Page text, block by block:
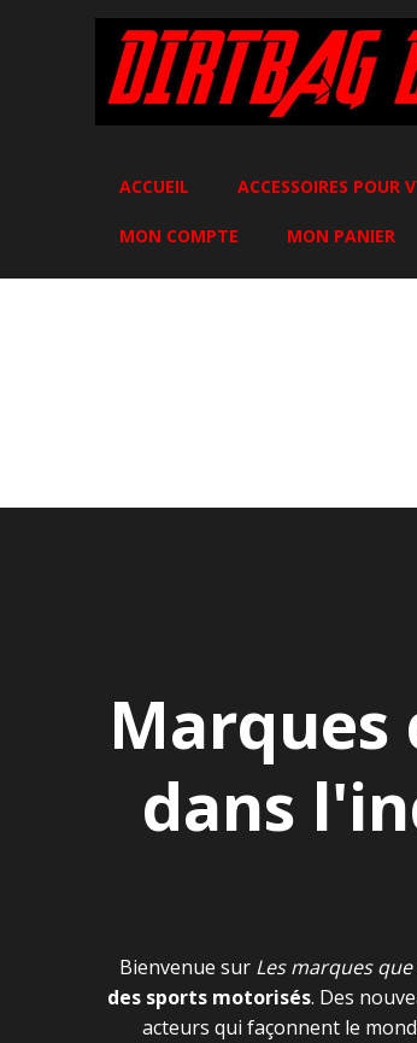
ACCUEIL ACCESSOIRES POUR
MON COMPTE MON PANIER
Marques
dans
Bienvenue sur Les marques
des sports motorisés. Des
acteurs qui façonnent le